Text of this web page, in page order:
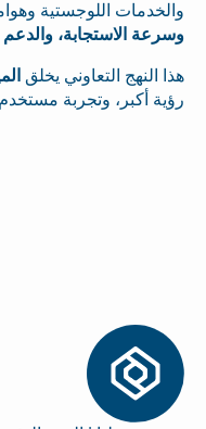
والخدمات اللوجستية
وسرعة الاستجابة، والدعم
هذا النهج التعاوني يخلق
رؤية أكبر، وتجربة